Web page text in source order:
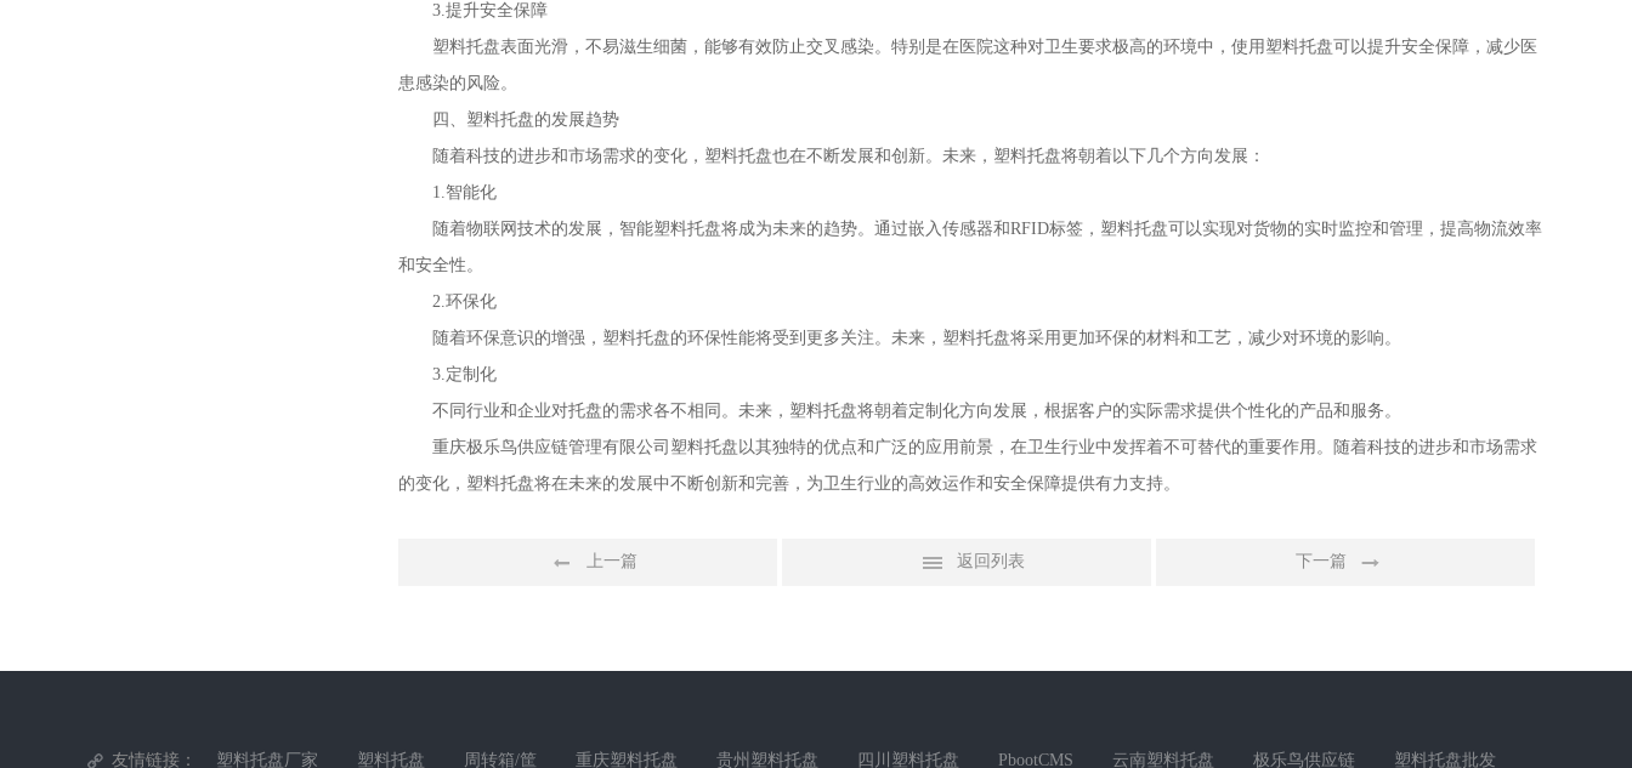
3.提升安全保障
塑料托盘表面光滑，不易滋生细菌，能够有效防止交叉感染。特别是在医院这种对卫生要求极高的环境中，使用塑料托盘可以提升安全保障，减少医
患感染的风险。
四、塑料托盘的发展趋势
随着科技的进步和市场需求的变化，塑料托盘也在不断发展和创新。未来，塑料托盘将朝着以下几个方向发展：
1.智能化
随着物联网技术的发展，智能塑料托盘将成为未来的趋势。通过嵌入传感器和RFID标签，塑料托盘可以实现对货物的实时监控和管理，提高物流效率
和安全性。
2.环保化
随着环保意识的增强，塑料托盘的环保性能将受到更多关注。未来，塑料托盘将采用更加环保的材料和工艺，减少对环境的影响。
3.定制化
不同行业和企业对托盘的需求各不相同。未来，塑料托盘将朝着定制化方向发展，根据客户的实际需求提供个性化的产品和服务。
重庆极乐鸟供应链管理有限公司塑料托盘以其独特的优点和广泛的应用前景，在卫生行业中发挥着不可替代的重要作用。随着科技的进步和市场需求
的变化，塑料托盘将在未来的发展中不断创新和完善，为卫生行业的高效运作和安全保障提供有力支持。
上一篇 返回列表 下一篇
友情链接： 塑料托盘厂家 塑料托盘 周转箱/筐 重庆塑料托盘 贵州塑料托盘 四川塑料托盘 PbootCMS 云南塑料托盘 极乐鸟供应链 塑料托盘批发